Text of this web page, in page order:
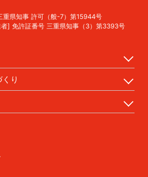
重県知事 許可（般-7）第15944号
] 免許証番号 三重県知事（3）第3393号
り